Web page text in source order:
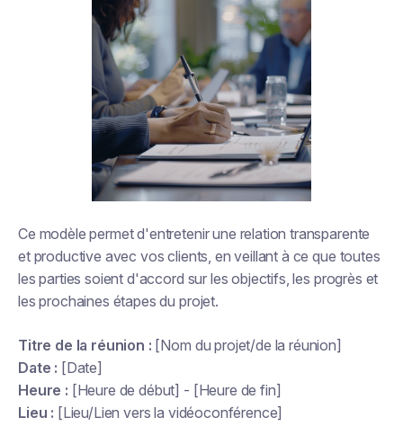
Ce modèle permet d'entretenir une relation transparente
et productive avec vos clients, en veillant à ce que toutes
les parties soient d'accord sur les objectifs, les progrès et
les prochaines étapes du projet.
Titre de la réunion : [Nom du projet/de la réunion]
Date : [Date]
Heure : [Heure de début] - [Heure de fin]
Lieu : [Lieu/Lien vers la vidéoconférence]